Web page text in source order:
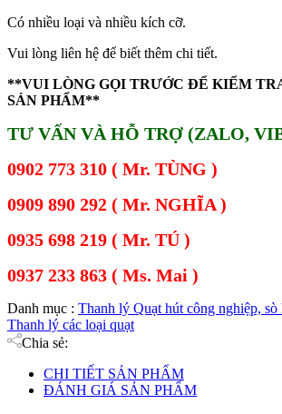
Có nhiều loại và nhiều kích cỡ.
Vui lòng liên hệ để biết thêm chi tiết.
**VUI LÒNG GỌI TRƯỚC ĐỂ KIỂM
SẢN PHẨM**
TƯ VẤN VÀ HỖ TRỢ (ZALO,
0902 773 310 ( Mr. TÙNG )
0909 890 292 ( Mr. NGHĨA )
0935 698 219 ( Mr. TÚ )
0937 233 863 ( Ms. Mai )
Danh mục : Thanh lý Quạt hút công nghiệp,
Thanh lý các loại quạt
Chia sẻ:
CHI TIẾT SẢN PHẨM
ĐÁNH GIÁ SẢN PHẨM